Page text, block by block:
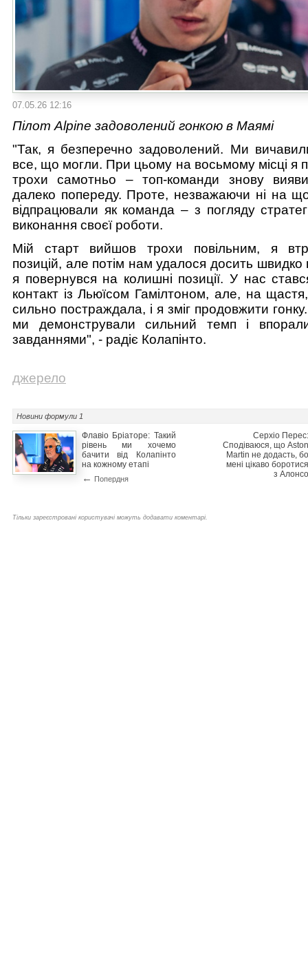
07.05.26 12:16
Пілот Alpine задоволений гонкою в Маямі
"Так, я безперечно задоволений. Ми вичавили
все, що могли. При цьому на восьмому місці я
трохи самотньо – топ-команди знову
далеко попереду. Проте, незважаючи ні на
відпрацювали як команда – з погляду
виконання своєї роботи.
Мій старт вийшов трохи повільним, я
позицій, але потім нам удалося досить швидко
я повернувся на колишні позиції. У нас
контакт із Льюїсом Гамілтоном, але, на
сильно постраждала, і я зміг продовжити
ми демонстрували сильний темп і
завданнями", - радіє Колапінто.
джерело
Новини формули 1
Флавіо Бріаторе: Такий
рівень ми хочемо
бачити від Колапінто
на кожному етапі
← Попердня
Серхіо Перес:
Сподіваюся, що Aston
Martin не додасть, бо
мені цікаво боротися
з Алонсо
Тільки зареєстровані користувачі можуть додавати коментарі.